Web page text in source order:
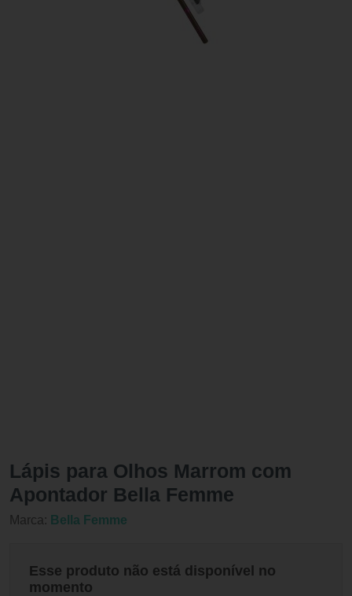
Lápis para Olhos Marrom com
Apontador Bella Femme
Marca: Bella Femme
Esse produto não está disponível no
momento